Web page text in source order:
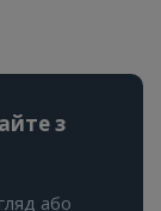
з
або